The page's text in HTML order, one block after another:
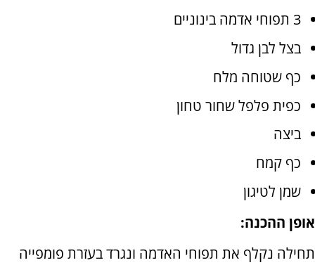
3 תפוחי אדמה בינוניים
בצל לבן גדול
כף שטוחה מלח
כפית פלפל שחור טחון
ביצה
כף קמח
שמן לטיגון
אופן ההכנה:
תחילה נקלף את תפוחי האדמה ונגרד בעזרת פומפייה